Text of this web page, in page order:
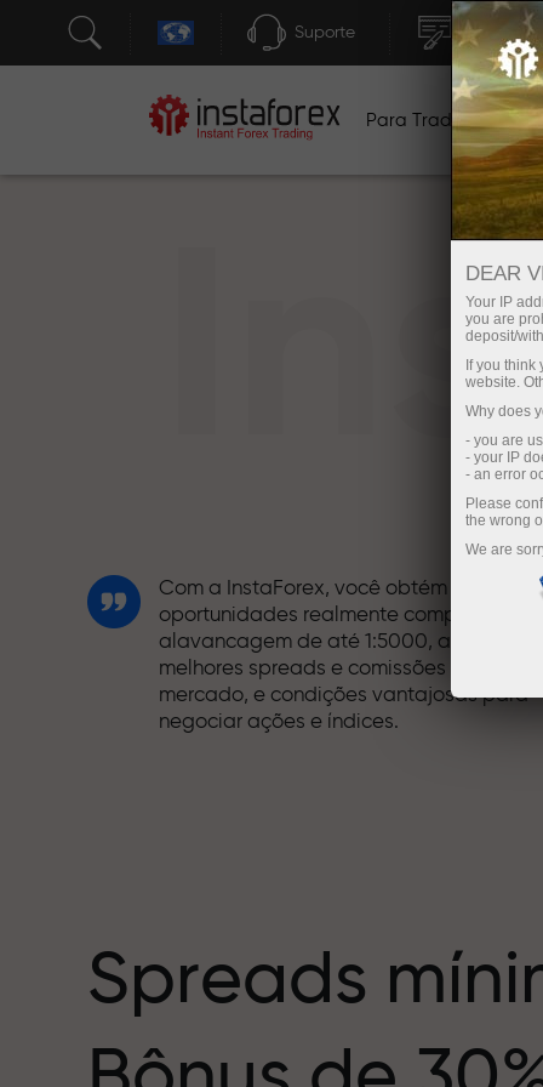
Suporte Abertura
Para Traders
Com a InstaForex, você obtém acesso a
oportunidades realmente competitivas:
alavancagem de até 1:5000, alguns dos
melhores spreads e comissões do
mercado, e condições vantajosas para
negociar ações e índices.
compartilham os mesmos valores. Aleš
Loprais traz energia e disciplina para o
Spreads
DEAR
Your IP
you are
deposit/
If you
website.
Why does
- you are
- your IP
- an error
Please
the wrong
We are